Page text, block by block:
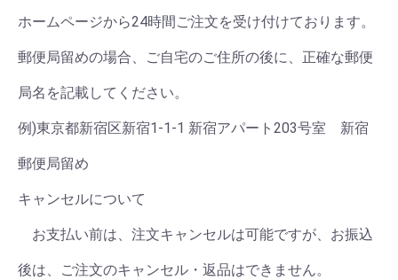
ホームページから24時間ご注文を受け付けております。
郵便局留めの場合、ご自宅のご住所の後に、正確な郵便
局名を記載してください。
例)東京都新宿区新宿1-1-1 新宿アパート203号室 新宿
郵便局留め
キャンセルについて
お支払い前は、注文キャンセルは可能ですが、お振込
後は、ご注文のキャンセル・返品はできません。